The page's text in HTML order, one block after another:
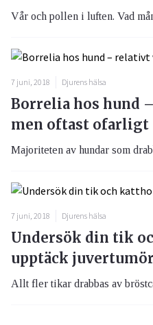
Vår och pollen i luften. Vad
7 juni, 2018 Djurens hälsa
Borrelia hos hund
men oftast ofarligt
Majoriteten av hundar som
7 juni, 2018 Djurens hälsa
Undersök din tik
upptäck
Allt fler tikar drabbas av